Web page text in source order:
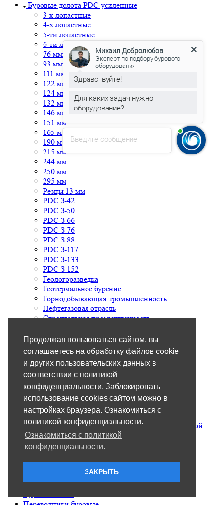
Продолжая пользоваться сайтом, вы
соглашаетесь на обработку файлов cookie
и других пользовательских данных в
соответствии с политикой
конфиденциальности. Заблокировать
использование cookies сайтом можно в
настройках браузера. Ознакомиться с
политикой конфиденциальности.
Ознакомиться с политикой
конфиденциальности.
ЗАКРЫТЬ
Буровые долота PDC усиленные
3-х лопастные
4-х лопастные
5-ти лопастные
6-ти лопастные
76 мм
93 мм
111 мм
122 мм
124 мм
132 мм
146 мм
151 мм
165 мм
190 мм
215 мм
244 мм
250 мм
295 мм
Резцы 13 мм
PDC З-42
PDC З-50
PDC З-66
PDC З-76
PDC З-88
PDC З-117
PDC З-133
PDC З-152
Геологоразведка
Геотермальное бурение
Горнодобывающая промышленность
Нефтегазовая отрасль
Строительная промышленность
З-42
З-50
З-53
З-117
З-171
3-х лопастные
4-х лопастные
Плоское
Усленное
Буровые долота с бoковой и центральной промывкой
Буровые долота шнековые
Забурники шнековые
Аварийный инструмент
Геологоразведка
Капитальный ремонт скважин
Введите сообщение
Михаил Добролюбов
Эксперт по подбору бурового
оборудования
Здравствуйте!
Для каких задач нужно
оборудование?